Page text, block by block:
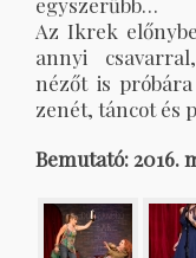
Az Ikrek
annyi
nézőt is
zenét, táncot és
Bemutató: 2016.